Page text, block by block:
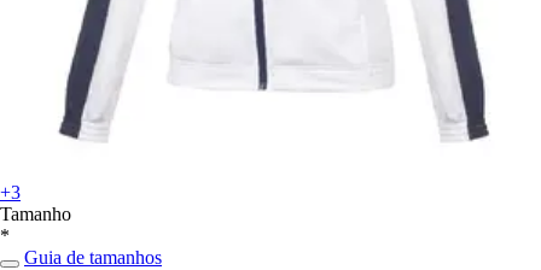
+3
Tamanho
*
Guia de tamanhos